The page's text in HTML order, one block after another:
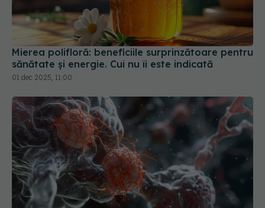
Mierea polifloră: beneficiile surprinzătoare pentru
sănătate și energie. Cui nu îi este indicată
01 dec 2025, 11:00